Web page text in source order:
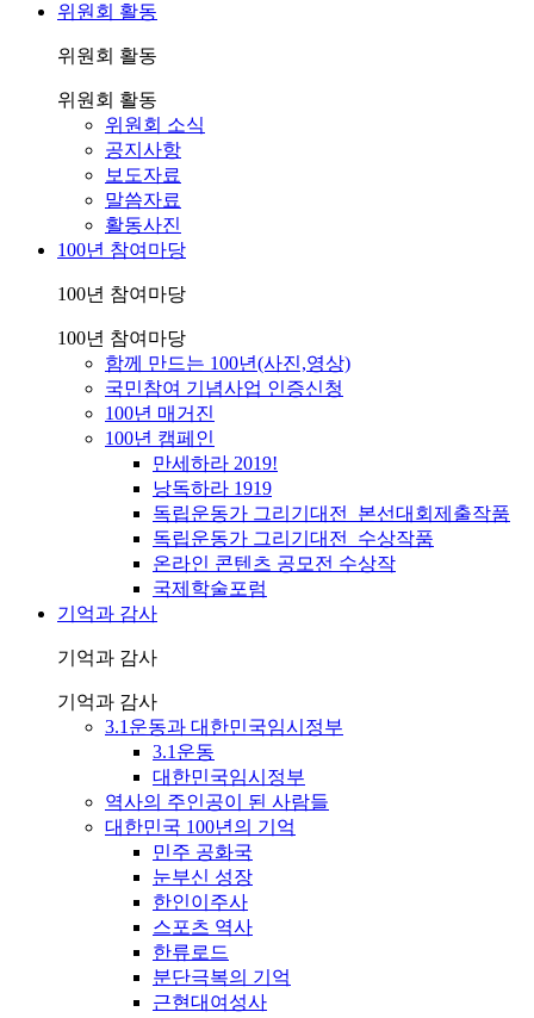
위원회 활동
위원회 활동
위원회 활동
위원회 소식
공지사항
보도자료
말씀자료
활동사진
100년 참여마당
100년 참여마당
100년 참여마당
함께 만드는 100년(사진,영상)
국민참여 기념사업 인증신청
100년 매거진
100년 캠페인
만세하라 2019!
낭독하라 1919
독립운동가 그리기대전_본선대회제출작품
독립운동가 그리기대전_수상작품
온라인 콘텐츠 공모전 수상작
국제학술포럼
기억과 감사
기억과 감사
기억과 감사
3.1운동과 대한민국임시정부
3.1운동
대한민국임시정부
역사의 주인공이 된 사람들
대한민국 100년의 기억
민주 공화국
눈부신 성장
한인이주사
스포츠 역사
한류로드
분단극복의 기억
근현대여성사